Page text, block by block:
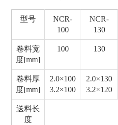
型号
NCR-
100
NCR-
130
卷料宽
度[mm]
100 130
卷料厚
度[mm]
2.0×100
3.2×100
2.0×130
3.2×120
送料长
度